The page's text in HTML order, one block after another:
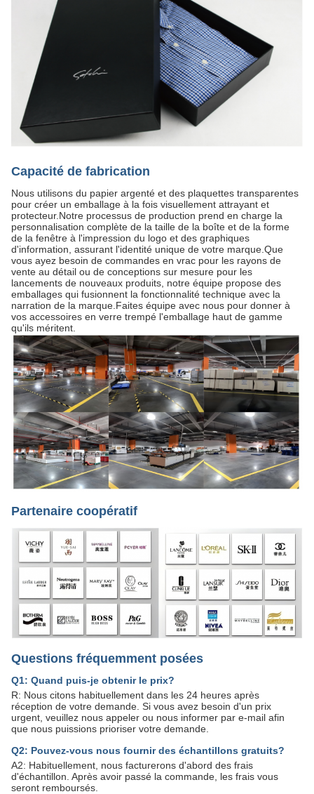
Capacité de fabrication
Nous utilisons du papier argenté et des plaquettes transparentes
pour créer un emballage à la fois visuellement attrayant et
protecteur.Notre processus de production prend en charge la
personnalisation complète de la taille de la boîte et de la forme
de la fenêtre à l'impression du logo et des graphiques
d'information, assurant l'identité unique de votre marque.Que
vous ayez besoin de commandes en vrac pour les rayons de
vente au détail ou de conceptions sur mesure pour les
lancements de nouveaux produits, notre équipe propose des
emballages qui fusionnent la fonctionnalité technique avec la
narration de la marque.Faites équipe avec nous pour donner à
vos accessoires en verre trempé l'emballage haut de gamme
qu'ils méritent.
Partenaire coopératif
Questions fréquemment posées
Q1: Quand puis-je obtenir le prix?
R: Nous citons habituellement dans les 24 heures après
réception de votre demande. Si vous avez besoin d'un prix
urgent, veuillez nous appeler ou nous informer par e-mail afin
que nous puissions prioriser votre demande.
Q2: Pouvez-vous nous fournir des échantillons gratuits?
A2: Habituellement, nous facturerons d'abord des frais
d'échantillon. Après avoir passé la commande, les frais vous
seront remboursés.